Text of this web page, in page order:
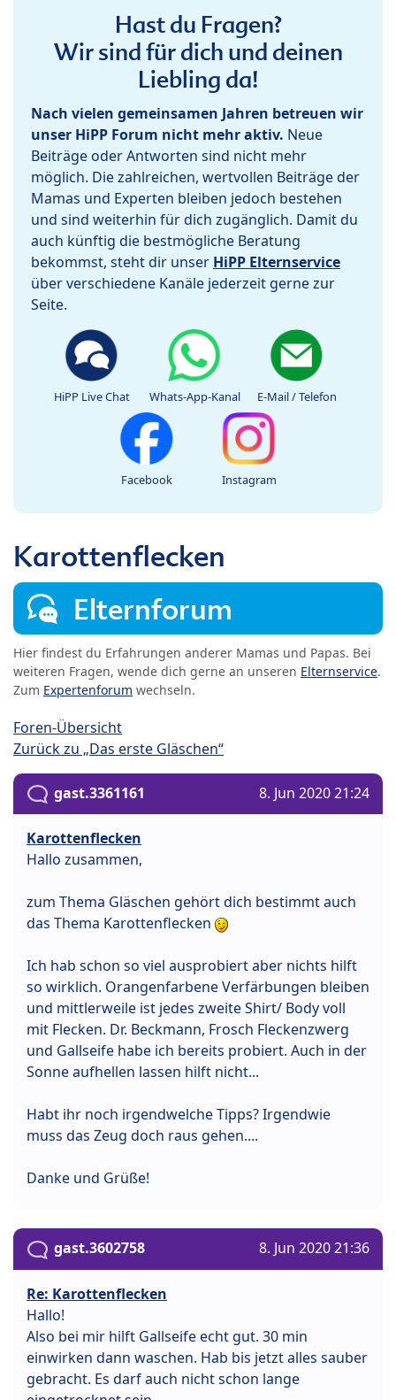
Hast du Fragen?
Wir sind für dich und deinen
Liebling da!
Nach vielen gemeinsamen Jahren betreuen wir
unser HiPP Forum nicht mehr aktiv. Neue
Beiträge oder Antworten sind nicht mehr
möglich. Die zahlreichen, wertvollen Beiträge der
Mamas und Experten bleiben jedoch bestehen
und sind weiterhin für dich zugänglich. Damit du
auch künftig die bestmögliche Beratung
bekommst, steht dir unser HiPP Elternservice
über verschiedene Kanäle jederzeit gerne zur
Seite.
HiPP Live Chat Whats-App-Kanal E-Mail / Telefon
Facebook Instagram
Karottenflecken
Elternforum
Hier findest du Erfahrungen anderer Mamas und Papas. Bei
weiteren Fragen, wende dich gerne an unseren Elternservice.
Zum Expertenforum wechseln.
Foren-Übersicht
Zurück zu „Das erste Gläschen“
gast.3361161 8. Jun 2020 21:24
Karottenflecken
Hallo zusammen,
zum Thema Gläschen gehört dich bestimmt auch
das Thema Karottenflecken
Ich hab schon so viel ausprobiert aber nichts hilft
so wirklich. Orangenfarbene Verfärbungen bleiben
und mittlerweile ist jedes zweite Shirt/ Body voll
mit Flecken. Dr. Beckmann, Frosch Fleckenzwerg
und Gallseife habe ich bereits probiert. Auch in der
Sonne aufhellen lassen hilft nicht...
Habt ihr noch irgendwelche Tipps? Irgendwie
muss das Zeug doch raus gehen....
Danke und Grüße!
gast.3602758 8. Jun 2020 21:36
Re: Karottenflecken
Hallo!
Also bei mir hilft Gallseife echt gut. 30 min
einwirken dann waschen. Hab bis jetzt alles sauber
gebracht. Es darf auch nicht schon lange